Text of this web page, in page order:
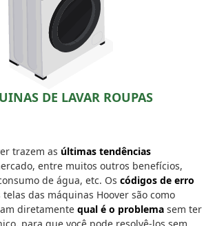
DE LAVAR ROUPAS
trazem as últimas tendências
entre muitos outros benefícios,
de água, etc. Os códigos de erro
das máquinas Hoover são como
diretamente qual é o problema sem ter